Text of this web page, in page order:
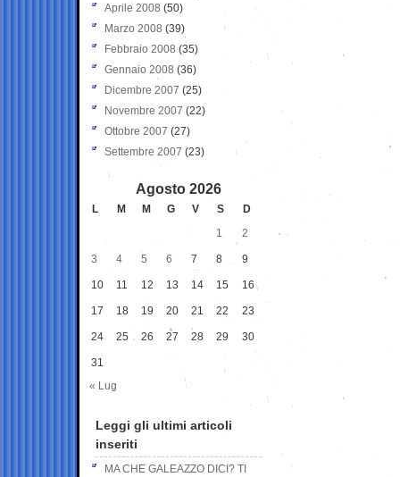
Aprile 2008 (50)
Marzo 2008 (39)
Febbraio 2008 (35)
Gennaio 2008 (36)
Dicembre 2007 (25)
Novembre 2007 (22)
Ottobre 2007 (27)
Settembre 2007 (23)
Agosto 2026
L M M G V S
D
1
2
3 4 5 6 7 8 9
10 11 12 13 14 15 16
17 18 19 20 21 22 23
24 25 26 27 28 29 30
31
« Lug
Leggi gli ultimi articoli
inseriti
MA CHE GALEAZZO DICI? TI